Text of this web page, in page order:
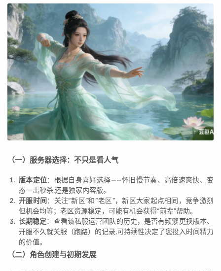
（一）服务器选择：不只是看人气
版本定位：根据自身喜好选择——怀旧慢节奏、高倍速爽快、变
态一击秒杀,还是独家内容版。
开服时间 ：关注“新区”和“老区”，新区大家起点相同，竞争激烈
但机会均等；老区资源稳定，可能有机会获得“前辈”帮助。
长期稳定：查看该私服运营团队的历史，是否有频繁更换版本、
开服不久就关服（跑路）的记录,可持续性决定了您投入时间精力
的价值。
（二）角色创建与初期发展